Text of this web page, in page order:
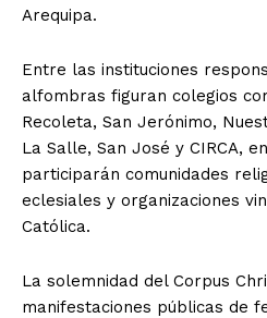
Arequipa.
Entre las instituciones
alfombras figuran colegios
Recoleta, San Jerónimo,
La Salle, San José y CIRCA,
participarán comunidades
eclesiales y organizaciones
Católica.
La solemnidad del Corpus
manifestaciones públicas de